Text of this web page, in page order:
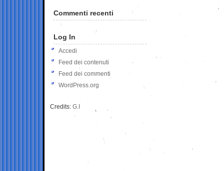
Commenti recenti
Log In
Accedi
Feed dei contenuti
Feed dei commenti
WordPress.org
Credits: G.I